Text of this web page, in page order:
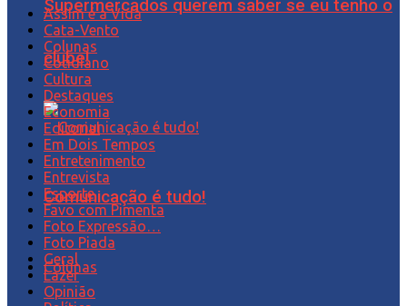
Supermercados querem saber se eu tenho o
clube!
Comunicação é tudo!
Colunas
Assim é a Vida
Cata-Vento
Colunas
Cotidiano
Cultura
Destaques
Economia
Editorial
Em Dois Tempos
Entretenimento
Entrevista
Esporte
Favo com Pimenta
Foto Expressão…
Foto Piada
Geral
Lazer
Opinião